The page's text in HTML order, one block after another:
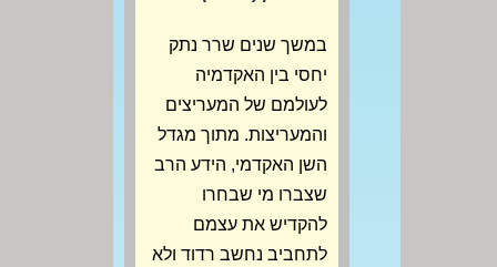
במשך שנים שרר נתק
יחסי בין האקדמיה
לעולמם של המעריצים
והמעריצות. מתוך מגדל
השן האקדמי, הידע הרב
שצברו מי שבחרו
להקדיש את עצמם
לתחביב נחשב רדוד ולא